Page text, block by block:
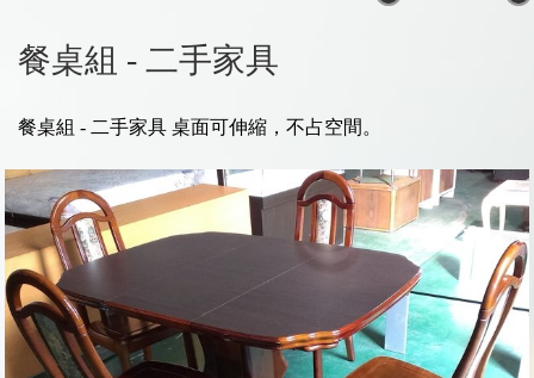
餐桌組 - 二手家具
餐桌組 - 二手家具 桌面可伸縮，不占空間。